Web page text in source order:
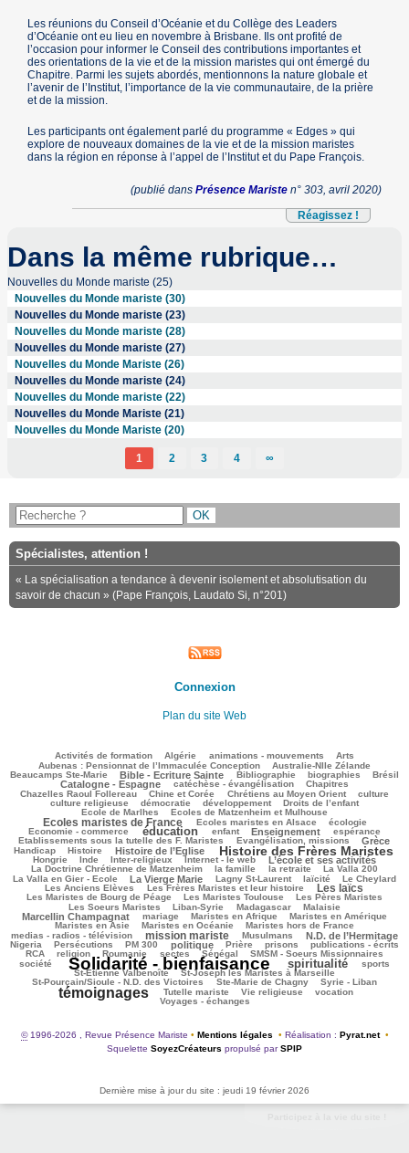
Les réunions du Conseil d’Océanie et du Collège des Leaders
d’Océanie ont eu lieu en novembre à Brisbane. Ils ont profité de
l’occasion pour informer le Conseil des contributions importantes et
des orientations de la vie et de la mission maristes qui ont émergé du
Chapitre. Parmi les sujets abordés, mentionnons la nature globale et
l’avenir de l’Institut, l’importance de la vie communautaire, de la prière
et de la mission.
Les participants ont également parlé du programme « Edges » qui
explore de nouveaux domaines de la vie et de la mission maristes
dans la région en réponse à l’appel de l’Institut et du Pape François.
(publié dans Présence Maristen° 303, avril 2020)
Réagissez !
Dans la même rubrique…
Nouvelles du Monde mariste (25)
Nouvelles du Monde mariste (30)
Nouvelles du Monde mariste (23)
Nouvelles du Monde mariste (28)
Nouvelles du Monde mariste (27)
Nouvelles du Monde Mariste (26)
Nouvelles du Monde mariste (24)
Nouvelles du Monde mariste (22)
Nouvelles du Monde Mariste (21)
Nouvelles du Monde Mariste (20)
1 2 3 4 ∞
Spécialistes, attention !
« La spécialisation a tendance à devenir isolement et absolutisation du
savoir de chacun » (Pape François, Laudato Si, n°201)
Connexion
Plan du site Web
Activités de formation Algérie animations - mouvements Arts
Aubenas : Pensionnat de l’Immaculée Conception
100/3056 Australie-Nlle Zélande
76/3056
Beaucamps Ste-Marie
662/3056 Bible - Ecriture Sainte
45/3056 Bibliographie
417/3056 biographies
181/3056 Brésil
742/3056
Catalogne - Espagne catéchèse - évangélisation Chapitres
Chazelles Raoul Follereau
120/3056 Chine et Corée
235/3056 Chrétiens au Moyen Orient
378/3056 culture
53/3056
culture religieuse
démocratie développement Droits de l’enfant
Ecole de Marlhes
Ecoles de Matzenheim et Mulhouse
Ecoles maristes de France
199/3056 Ecoles maristes en Alsace
498/3056 écologie
Economie - commerce
1370/3056 éducation
172/3056 enfant
739/3056 Enseignement
201/3056 espérance
118/3056
Etablissements sous la tutelle des F. Maristes
217/3056 Evangélisation, missions
718/3056 Grèce
71/3056
Handicap
206/3056 Histoire
775/3056 Histoire de l’Eglise
1668/3056 Histoire des Frères Maristes
137/3056
Hongrie
21/3056 Inde
105/3056 Inter-religieux
183/3056 Internet - le web
972/3056 L’école et ses activités
38/3056
La Doctrine Chrétienne de Matzenheim
282/3056 la famille
95/3056 la retraite
49/3056 La Valla 200
114/3056
La Valla en Gier - Ecole
826/3056 La Vierge Marie
364/3056 Lagny St-Laurent
269/3056 laïcité
384/3056 Le Cheylard
83/3056
Les Anciens Elèves
108/3056 Les Frères Maristes et leur histoire
1367/3056 Les laïcs
455/3056
Les Maristes de Bourg de Péage
211/3056 Les Maristes Toulouse
593/3056 Les Pères Maristes
425/3056
Les Soeurs Maristes
Liban-Syrie Madagascar Malaisie
Marcellin Champagnat
30/3056 mariage
420/3056 Maristes en Afrique
321/3056 Maristes en Amérique
346/3056
Maristes en Asie
Maristes en Océanie Maristes hors de France
medias - radios - télévision
1254/3056 mission mariste
63/3056 Musulmans
709/3056 N.D. de l’Hermitage
85/3056
Nigeria
191/3056 Persécutions
130/3056 PM 300
730/3056 politique
212/3056 Prière
109/3056 prisons
236/3056 publications - écrits
208/3056
RCA
186/3056 religion
74/3056 Roumanie
46/3056 sectes
94/3056 Sénégal
296/3056 SMSM - Soeurs Missionnaires
337/3056
société
3056/3056 Solidarité - bienfaisance
1417/3056 spiritualité
339/3056 sports
223/3056
St-Etienne Valbenoîte
St-Joseph les Maristes à Marseille
St-Pourçain/Sioule - N.D. des Victoires
88/3056 Ste-Marie de Chagny
63/3056 Syrie - Liban
2315/3056
témoignages Tutelle mariste Vie religieuse vocation
Voyages - échanges
©1996-2026 , Revue Présence Mariste • Mentions légales • Réalisation : Pyrat.net •
Squelette SoyezCréateurs propulsé parSPIP
Dernière mise à jour du site : jeudi 19 février 2026